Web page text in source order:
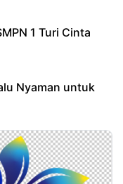
1 Turi Cinta
Nyaman untuk